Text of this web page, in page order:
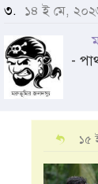
৩. ১৪ ই মে,
-
১৫